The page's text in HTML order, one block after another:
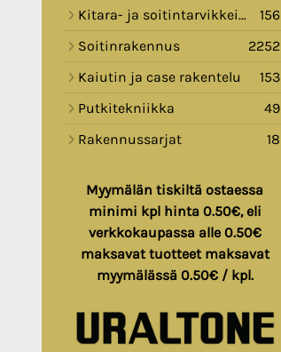
Kitara- ja soitintarvikkeita
156
Soitinrakennus
2252
Kaiutin ja case rakentelu
153
Putkitekniikka
49
Rakennussarjat
18
Myymälän tiskiltä ostaessa
minimi kpl hinta 0.50€, eli
verkkokaupassa alle 0.50€
maksavat tuotteet maksavat
myymälässä 0.50€ / kpl.